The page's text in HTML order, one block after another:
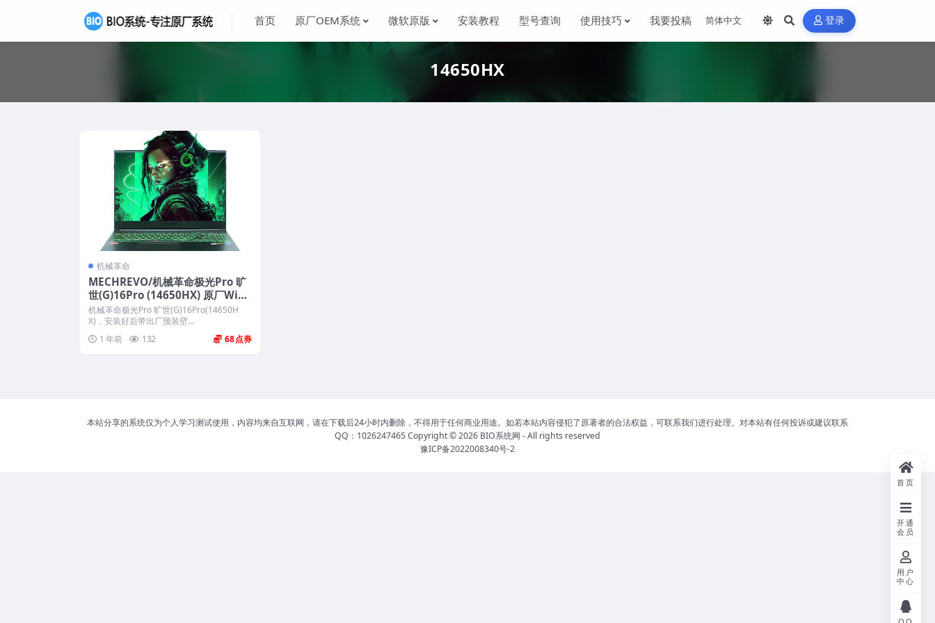
首页 原厂OEM系统 微软原版 安装教程 型号查询 使用技巧 我要投稿 登录
14650HX
机械革命
MECHREVO/机械革命极光Pro 旷
世(G)16Pro (14650HX) 原厂Wind
ows11 24H2恢复系统镜像下载
机械革命极光Pro 旷世(G)16Pro(14650H
X)，安装好后带出厂预装壁...
1 年前
132 68
本站分享的系统仅为个人学习测试使用，内容均来自互联网，请在下载后24小时内删除，不得用于任何商业用途。如若本站内容侵犯了原著者的合法权益，可联系我们进行处理。对本站有任何投诉或建议联系
QQ：1026247465 Copyright © 2026 BIO系统网 - All rights reserved
豫ICP备2022008340号-2
首页
开通
会员
用户
中心